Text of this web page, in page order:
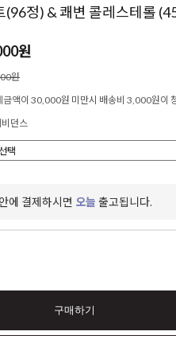
(96정) & 쾌변 콜레스테롤
원
원
금액이 30,000원 미만시 배송비 3,000원이
던스
안에 결제하시면 오늘 출고됩니다.
구매하기